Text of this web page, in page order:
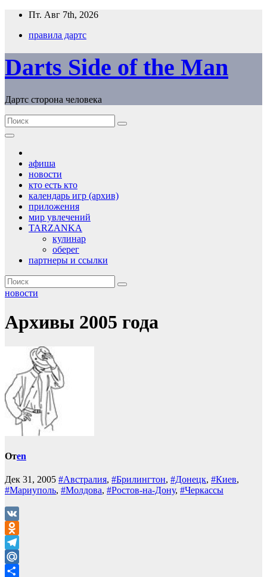
Перейти
содержимому
Пт. Авг 7th, 2026
правила дартс
Darts Side of the Man
Дартс сторона человека
афиша
новости
кто есть кто
календарь игр (архив)
приложения
мир увлечений
TARZANKA
кулинар
оберег
партнеры и ссылки
новости
Архивы 2005 года
Отen
Дек 31, 2005 #Австралия, #Брилингтон, #Донецк, #Киев,
#Мариуполь, #Молдова, #Ростов-на-Дону, #Черкассы
VK
Odnoklassniki
Telegram
Mail.Ru